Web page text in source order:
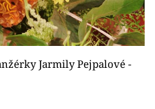
Jarmily Pejpalové -